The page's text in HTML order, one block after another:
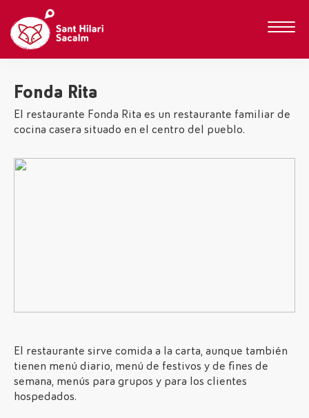
Fonda Rita
El restaurante Fonda Rita es un restaurante familiar de
cocina casera situado en el centro del pueblo.
El restaurante sirve comida a la carta, aunque también
tienen menú diario, menú de festivos y de fines de
semana, menús para grupos y para los clientes
hospedados.